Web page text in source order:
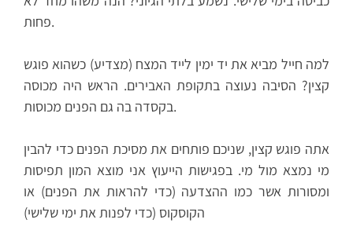
פחות.
למה חייל מביא את יד ימין לייד המצח (מצדיע) כשהוא פוגש
קצין? הסיבה נעוצה בתקופת האבירים. הראש היה מכוסה
בקסדה בה גם הפנים מכוסות.
אתה פוגש קצין, שניכם פותחים את מסיכת הפנים כדי להבין
מי נמצא מול מי. בפגישות הייעוץ אני מוצא המון תפיסות
ומסורות אשר כמו ההצדעה (כדי להראות את הפנים) או
הקוסקוס (כדי לפנות את ימי שלישי)